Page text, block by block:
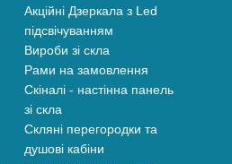
Акційні Дзеркала з Led
підсвічуванням
Вироби зі скла
Рами на замовлення
Скіналі - настінна панель
зі скла
Скляні перегородки та
душові кабіни